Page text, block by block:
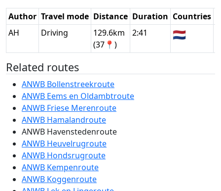
Author Travel mode Distance Duration Countries
AH
Driving
129.6km
(37📍)
2:41 🇳🇱
Related routes
ANWB Bollenstreekroute
ANWB Eems en Oldambtroute
ANWB Friese Merenroute
ANWB Hamalandroute
ANWB Havenstedenroute
ANWB Heuvelrugroute
ANWB Hondsrugroute
ANWB Kempenroute
ANWB Koggenroute